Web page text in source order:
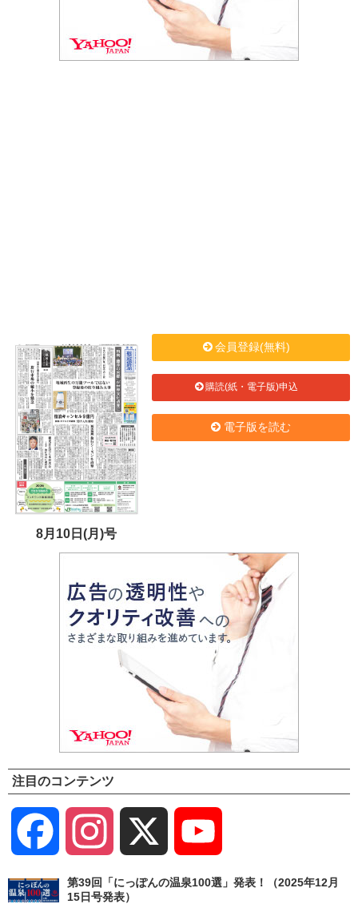
8月10日(月)号
会員登録(無料)
購読(紙・電子版)申込
電子版を読む
注目のコンテンツ
Facebook Instagram
Channel
第39回「にっぽんの温泉100選」発表！（2025年12月
15日号発表）